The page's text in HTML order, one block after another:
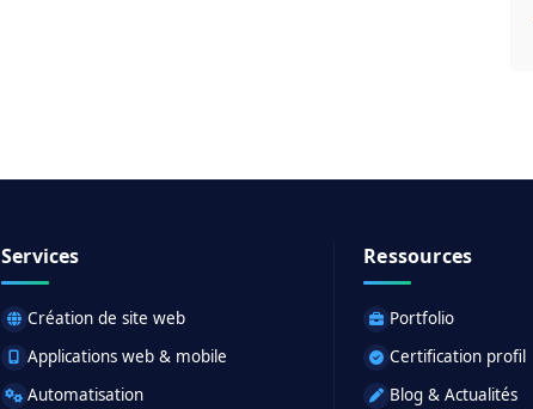
Services
Création de site web
Applications web & mobile
Automatisation
Ressources
Portfolio
Certification profil
Blog & Actualités